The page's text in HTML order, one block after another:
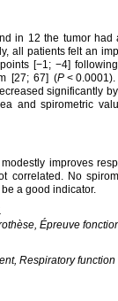
in 12 the tumor
all patients felt an
[−1; −4]
[27; 67] (P <
significantly
and spirometric
improves
correlated. No
a good indicator.
Épreuve
Respiratory